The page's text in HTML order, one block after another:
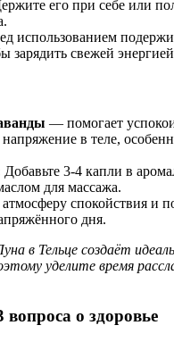
его при себе или
использованием
зарядить свежей
— помогает
в теле,
Добавьте 3-4 капли в
для массажа.
атмосферу спокойствия и
дня.
в Тельце создаёт
уделите время
вопроса о здоровье